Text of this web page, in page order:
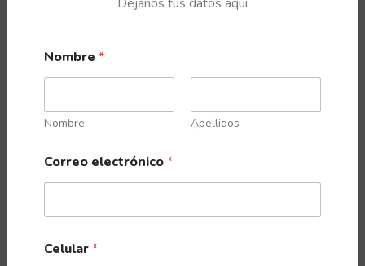
Nombre *
Nombre Apellidos
Correo electrónico*
Celular*
PRODUCTOS RELACIONADOS